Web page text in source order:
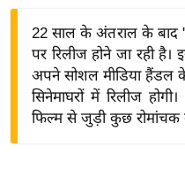
द्यो
22 साल के अंतराल के बाद
पर रिलीज होने जा रही
अपने सोशल मीडिया हैंडल
सिनेमाघरों में रिलीज
फिल्म से जुड़ी कुछ रोमांचक